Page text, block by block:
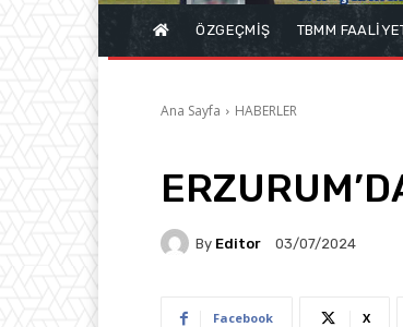
ÖZGEÇMİŞ TBMM
Ana Sayfa HABERLER
By Editor 03/07/2024
Facebook X